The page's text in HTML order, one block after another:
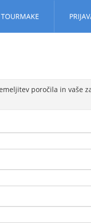
TOURMAKE
poročila in vaše